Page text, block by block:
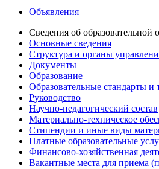
Объявления
Сведения об образовательной
Основные сведения
Структура и органы
Документы
Образование
Образовательные стандарты и
Руководство
Научно-педагогический состав
Материально-техническое
Стипендии и иные виды
Платные образовательные
Финансово-хозяйственная
Вакантные места для приема